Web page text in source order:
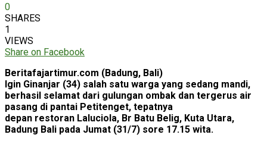
0
SHARES
1
VIEWS
Share on Facebook
Beritafajartimur.com (Badung, Bali)
Igin Ginanjar (34) salah satu warga yang sedang mandi,
berhasil selamat dari gulungan ombak dan tergerus air
pasang di pantai Petitenget, tepatnya
depan restoran Laluciola, Br Batu Belig, Kuta Utara,
Badung Bali pada Jumat (31/7) sore 17.15 wita.